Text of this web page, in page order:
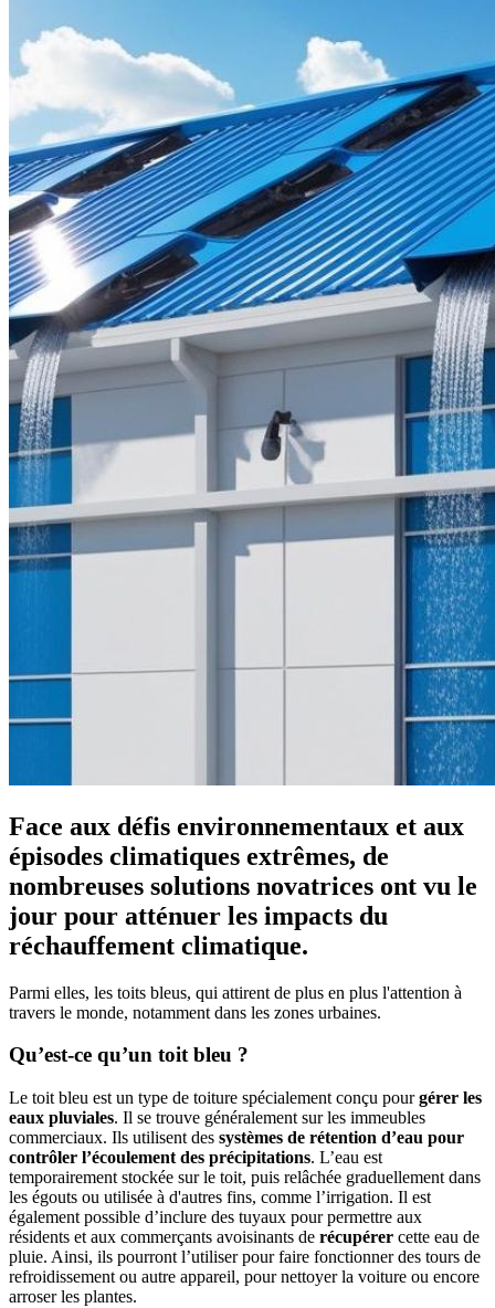
Face aux défis environnementaux et aux
épisodes climatiques extrêmes, de
nombreuses solutions novatrices ont vu le
jour pour atténuer les impacts du
réchauffement climatique.
Parmi elles, les toits bleus, qui attirent de plus en plus l'attention à
travers le monde, notamment dans les zones urbaines.
Qu’est-ce qu’un toit bleu ?
Le toit bleu est un type de toiture spécialement conçu pourgérer les
eaux pluviales. Il se trouve généralement sur les immeubles
commerciaux. Ils utilisent des systèmes de rétention d’eau pour
contrôler l’écoulement des précipitations. L’eau est
temporairement stockée sur le toit, puis relâchée graduellement dans
les égouts ou utilisée à d'autres fins, comme l’irrigation. Il est
également possible d’inclure des tuyaux pour permettre aux
résidents et aux commerçants avoisinants de récupérer cette eau de
pluie. Ainsi, ils pourront l’utiliser pour faire fonctionner des tours de
refroidissement ou autre appareil, pour nettoyer la voiture ou encore
arroser les plantes.